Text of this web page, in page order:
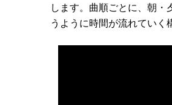
します。曲順ごとに、朝・
うように時間が流れていく